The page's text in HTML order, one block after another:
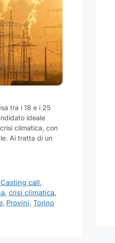
tra i 18 e i 25
ideale
climatica, con
Ai tratta di un
Casting call,
, crisi climatica,
, Provini, Torino